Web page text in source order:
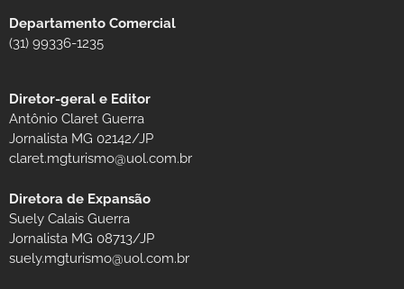
Departamento Comercial
(31) 99336-1235
Diretor-geral e Editor
Antônio Claret Guerra
Jornalista MG 02142/JP
claret.mgturismo@uol.com.br
Diretora de Expansão
Suely Calais Guerra
Jornalista MG 08713/JP
suely.mgturismo@uol.com.br